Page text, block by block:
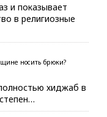
и показывает
в религиозные
носить брюки?
хиджаб в